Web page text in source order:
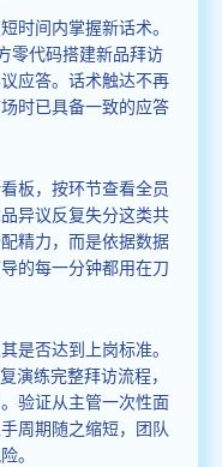
时间内掌握新话术。
零代码搭建新品拜访
应答。话术触达不再
时已具备一致的应答
板，按环节查看全员
异议反复失分这类共
精力，而是依据数据
的每一分钟都用在刀
是否达到上岗标准。
演练完整拜访流程，
验证从主管一次性面
周期随之缩短，团队
。